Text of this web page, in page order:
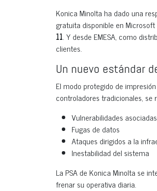
Konica Minolta ha dado una
gratuita disponible en
11. Y desde EMESA, como
clientes.
Un nuevo estándar
El modo protegido de
controladores tradicionales, se
Vulnerabilidades
Fugas de datos
Ataques dirigidos a la
Inestabilidad del sistema
La PSA de Konica Minolta se
frenar su operativa diaria.